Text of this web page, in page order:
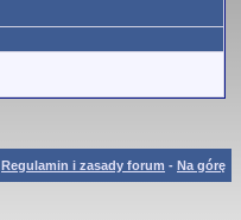
Regulamin i zasady forum - Na górę